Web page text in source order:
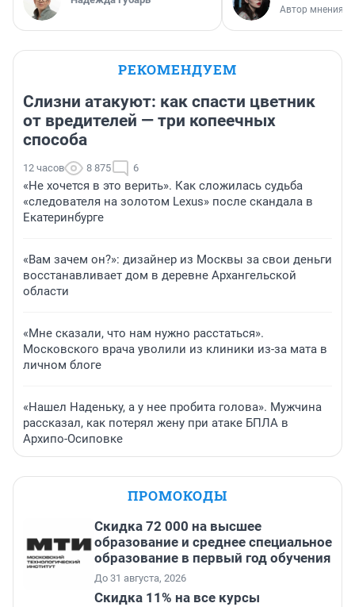
Автор мнения
РЕКОМЕНДУЕМ
Слизни атакуют: как спасти цветник
от вредителей — три копеечных
способа
12 часов 8 875 6
«Не хочется в это верить». Как сложилась судьба
«следователя на золотом Lexus» после скандала в
Екатеринбурге
«Вам зачем он?»: дизайнер из Москвы за свои деньги
восстанавливает дом в деревне Архангельской
области
«Мне сказали, что нам нужно расстаться».
Московского врача уволили из клиники из-за мата в
личном блоге
«Нашел Наденьку, а у нее пробита голова». Мужчина
рассказал, как потерял жену при атаке БПЛА в
Архипо-Осиповке
ПРОМОКОДЫ
Скидка 72 000 на высшее
образование и среднее специальное
образование в первый год обучения
До 31 августа, 2026
Скидка 11% на все курсы